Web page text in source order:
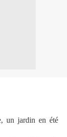
un jardin en été